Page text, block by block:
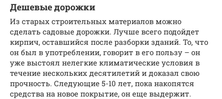
Дешевые дорожки
Из старых строительных материалов можно
сделать садовые дорожки. Лучше всего подойдет
кирпич, оставшийся после разборки зданий. То, что
он был в употреблении, говорит в его пользу – он
уже выстоял нелегкие климатические условия в
течение нескольких десятилетий и доказал свою
прочность. Следующие 5-10 лет, пока накопятся
средства на новое покрытие, он еще выдержит.